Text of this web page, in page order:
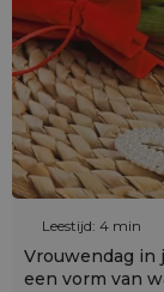
Leestijd: 4 min
Vrouwendag in
een vorm van